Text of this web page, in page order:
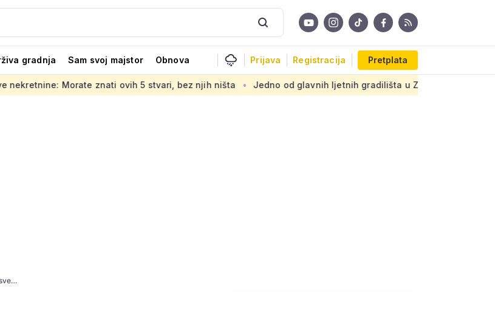
gradnja Sam svoj majstor Obnova Prijava Registracija Pretplata
ovih 5 stvari, bez njih ništa Jedno od glavnih ljetnih gradilišta u Zagrebu: Novi armirani beton na
Spiralni atrij i lebdeće galerije: Arhitektonsko čudo spaja svemir, prirodu i umjetnu inteligenciju